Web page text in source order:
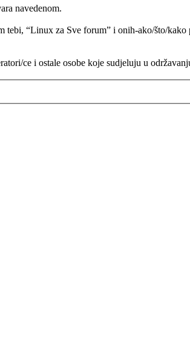
navedenom.
tebi, “Linux za Sve forum” i onih-ako/što/
ce i ostale osobe koje sudjeluju u